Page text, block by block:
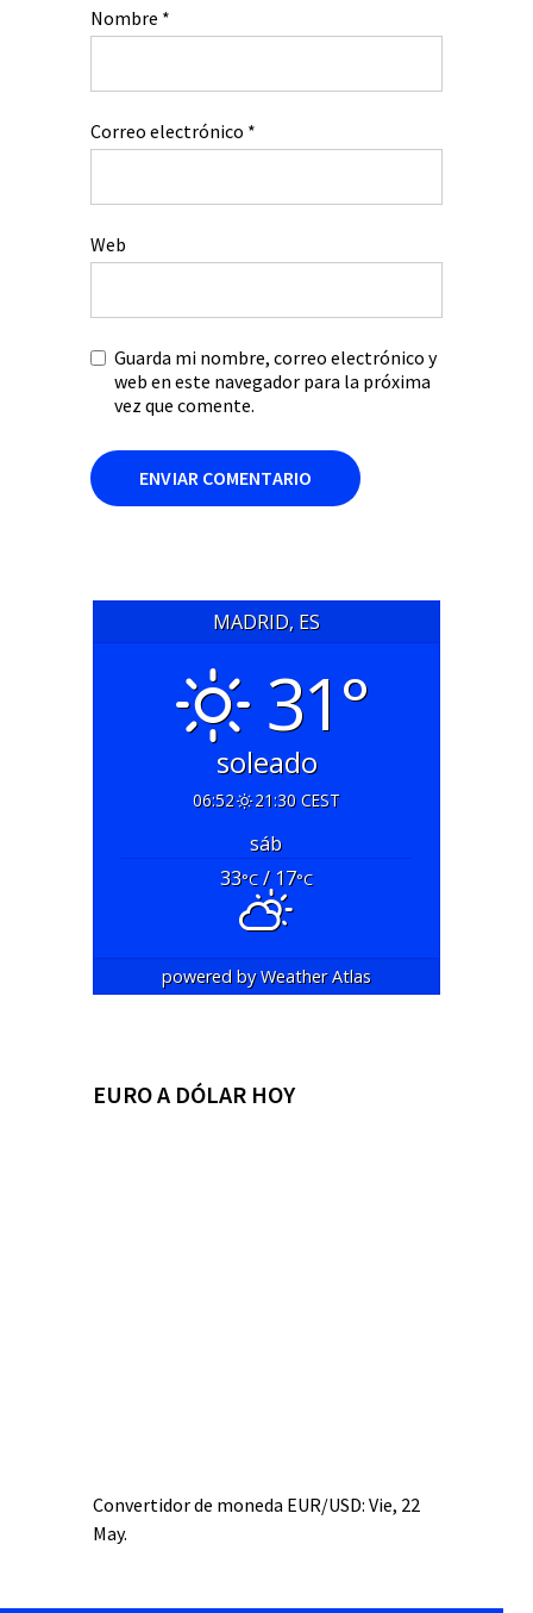
Nombre *
Correo electrónico *
Web
Guarda mi nombre, correo electrónico y
web en este navegador para la próxima
vez que comente.
MADRID, ES
31°
soleado
06:52 21:30 CEST
sáb
33°C/ 17°C
powered byWeather Atlas
EURO A DÓLAR HOY
Convertidor de moneda EUR/USD: Vie, 22
May.